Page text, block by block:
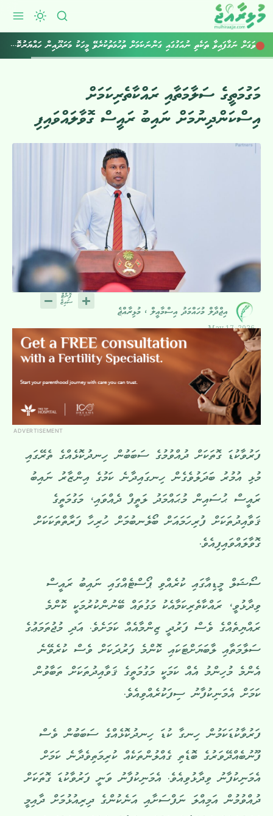
ވަގަށް ނަގާފައިވާ ތަކެތި ނުއަގުގައި ގަންނަކަމަށް ތުހުމަތުކުރެވޭ މީހަކު މަރަދޫއިން ހައްޔަރުކޮށްފި
މަގުމަތީގެ ސަލާމަތާއި ރައްކާތެރިކަމަށް
އިސްކަންދިނުމަށް ނައިބު ރައީސް ގޮވާލައްވައިފި
އިޖްދާލް މުހައްމަދު އިސްމާއީލް ، މުޅިރާއްޖެ
May 17, 2026
ADVERTISEMENT
ފަރުވާކުޑަ ގޮތަކަށް ދުއްވުމުގެ ސަބަބުން ހިނދުކޮޅެއްގެ ތެރޭގައި
މުޅި އުމުރު ބަދަލުވެގެން ހިނގައިދާނެ ކަމުގެ އިންޒާރު ނައިބު
ރައީސް ޙުސައިން މުޙައްމަދު ލަތީފް ދެއްވައި، މަގުމަތީގެ
ޤަވާއިދުތަކަށް ފުރިހަމައަށް ބޯލެނބުމަށް ހުރިހާ ފަރާތްތަކަކަށް
ގޮވާލައްވައިފިއެވެ.
ސޯޝަލް މީޑިއާގައި ކުރެއްވި ޕޯސްޓެއްގައި ނައިބު ރައީސް
ވިދާޅުވީ، ރައްކާތެރިކަމާއެކު މަގުތައް ބޭނުންކުރުމަކީ ކޮންމެ
ރައްޔިތެއްގެ ވެސް ފަރުދީ ޒިންމާއެއް ކަމަށެވެ. އަދި މުޖުތަމަޢުގެ
ސަލާމަތާއި ލާބަޔަށްޓަކައި ކޮންމެ ފަރުދަކަށް ވެސް ކުރެވޭނެ
އެންމެ މުހިންމު އެއް ކަމަކީ މަގުމަތީގެ ޤަވާއިދުތަކަށް ތަބާވުން
ކަމަށް އެމަނިކުފާނު ސިފަކުރެއްވިއެވެ.
ފަރުވާކުޑަކަމުން ހިނގާ ކުޑަ ހިނދުކޮޅެއްގެ ސަބަބުން ވެސް
ފޫނުބެއްދޭވަރުގެ ބޮޑެތި ގެއްލުންތަކެއް ކުރިމަތިވެދާނެ ކަމަށް
އެމަނިކުފާނު ވިދާޅުވިއެވެ. އެމަނިކުފާނު ވަނީ ފަރުވާކުޑަ ގޮތަކަށް
ދުއްވުމުން އަމިއްލަ ނަފްސަށާއި އަނެކުންގެ ދިރިއުޅުމަށް ދާއިމީ